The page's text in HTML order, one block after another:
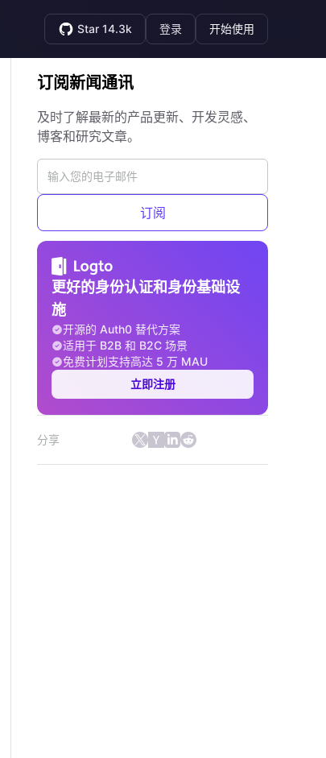
Star 14.3k 登录 开始使用
订阅新闻通讯
及时了解最新的产品更新、开发灵感、
博客和研究文章。
订阅
更好的身份认证和身份基础设
施
开源的 Auth0 替代方案
适用于 B2B 和 B2C 场景
免费计划支持高达 5 万 MAU
立即注册
分享